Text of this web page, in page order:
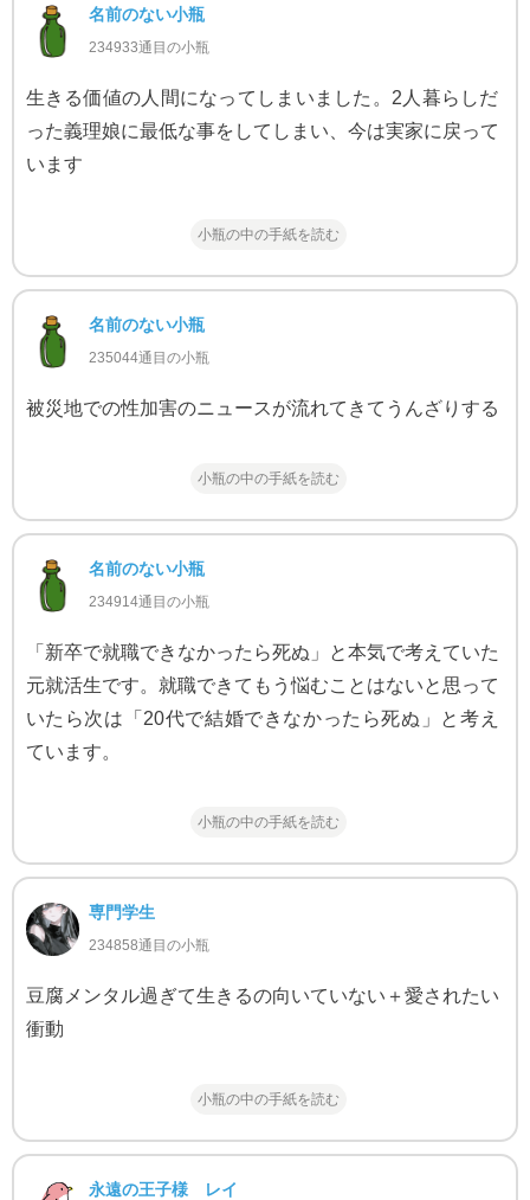
名前のない小瓶
234933通目の小瓶
生きる価値の人間になってしまいました。2人暮らしだ
った義理娘に最低な事をしてしまい、今は実家に戻って
います
小瓶の中の手紙を読む
名前のない小瓶
235044通目の小瓶
被災地での性加害のニュースが流れてきてうんざりする
小瓶の中の手紙を読む
名前のない小瓶
234914通目の小瓶
「新卒で就職できなかったら死ぬ」と本気で考えていた
元就活生です。就職できてもう悩むことはないと思って
いたら次は「20代で結婚できなかったら死ぬ」と考え
ています。
小瓶の中の手紙を読む
専門学生
234858通目の小瓶
豆腐メンタル過ぎて生きるの向いていない＋愛されたい
衝動
小瓶の中の手紙を読む
永遠の王子様 レイ